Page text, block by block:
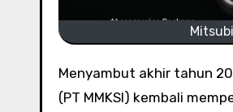
Menyambut akhir tahun 2024 sekaligus tahun baru 2025, PT Mitsubishi Motors Krama Yudha Sales Indonesia
(PT MMKSI) kembali